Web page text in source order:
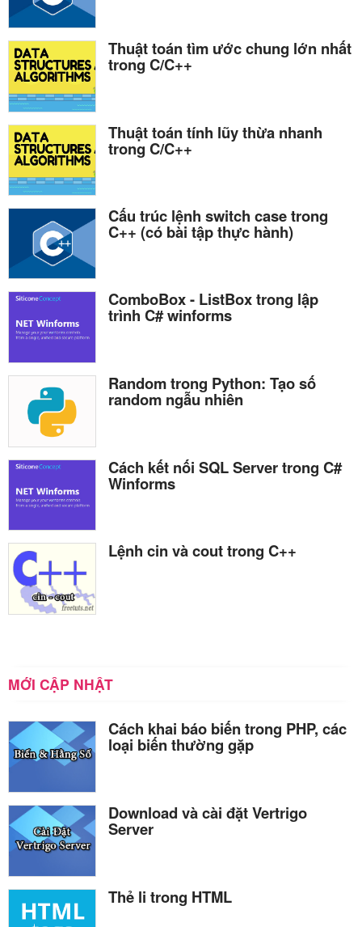
Thuật toán tìm ước chung lớn nhất
trong C/C++
Thuật toán tính lũy thừa nhanh
trong C/C++
Cấu trúc lệnh switch case trong
C++ (có bài tập thực hành)
ComboBox - ListBox trong lập
trình C# winforms
Random trong Python: Tạo số
random ngẫu nhiên
Cách kết nối SQL Server trong C#
Winforms
Lệnh cin và cout trong C++
MỚI CẬP NHẬT
Cách khai báo biến trong PHP, các
loại biến thường gặp
Download và cài đặt Vertrigo
Server
Thẻ li trong HTML